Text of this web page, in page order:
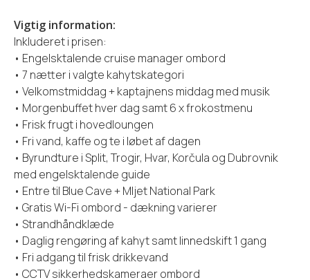
Vigtig information:
Inkluderet i prisen:
• Engelsktalende cruise manager ombord
• 7 nætter i valgte kahytskategori
• Velkomstmiddag + kaptajnens middag med musik
• Morgenbuffet hver dag samt 6 x frokostmenu
• Frisk frugt i hovedloungen
• Fri vand, kaffe og te i løbet af dagen
• Byrundture i Split, Trogir, Hvar, Korčula og Dubrovnik
med engelsktalende guide
• Entre til Blue Cave + Mljet National Park
• Gratis Wi-Fi ombord - dækning varierer
• Strandhåndklæde
• Daglig rengøring af kahyt samt linnedskift 1 gang
• Fri adgang til frisk drikkevand
• CCTV sikkerhedskameraer ombord